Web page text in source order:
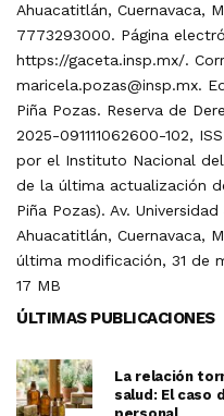
Ahuacatitlán, Cuernavaca,
7773293000. Página
https://gaceta.insp.mx/.
maricela.pozas@insp.mx.
Piña Pozas. Reserva de
2025-091111062600-102,
por el Instituto Nacional
de la última actualización
Piña Pozas). Av.
Ahuacatitlán, Cuernavaca,
última modificación, 31 de
17 MB
ÚLTIMAS PUBLICACIONES
La relación
salud: El caso